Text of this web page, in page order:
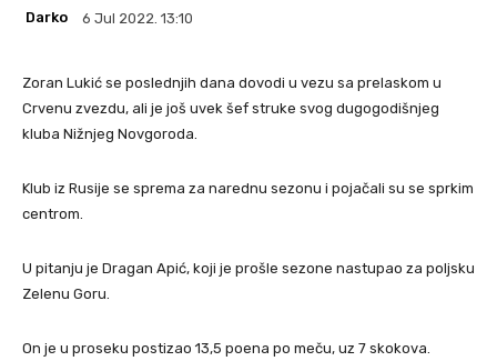
Darko 6 Jul 2022. 13:10
Zoran Lukić se poslednjih dana dovodi u vezu sa prelaskom u
Crvenu zvezdu, ali je još uvek šef struke svog dugogodišnjeg
kluba Nižnjeg Novgoroda.
Klub iz Rusije se sprema za narednu sezonu i pojačali su se sprkim
centrom.
U pitanju je Dragan Apić, koji je prošle sezone nastupao za poljsku
Zelenu Goru.
On je u proseku postizao 13,5 poena po meču, uz 7 skokova.